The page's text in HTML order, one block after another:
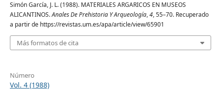
Simón García, J. L. (1988). MATERIALES ARGARICOS EN MUSEOS
ALICANTINOS.Anales De Prehistoria Y Arqueología,4, 55–70. Recuperado
a partir de https://revistas.um.es/apa/article/view/65901
Más formatos de cita
Número
Vol. 4 (1988)